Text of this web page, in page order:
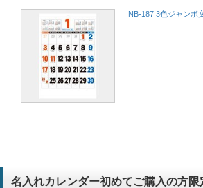
NB-187 3色ジャンボ
名入れカレンダー初めてご購入の方限